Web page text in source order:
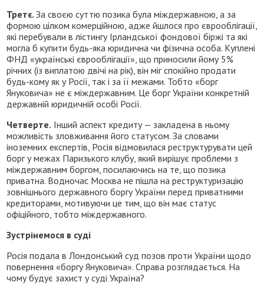
Третє.За своєю суттю позика була міждержавною, а за
формою цілком комерційною, адже йшлося про єврооблігації,
які перебували в лістингу Ірландської фондової біржі та які
могла б купити будь-яка юридична чи фізична особа. Куплені
ФНД «українські єврооблігації», що приносили йому 5%
річних (із виплатою двічі на рік), він міг спокійно продати
будь-кому як у Росії, так і за її межами. Тобто «борг
Януковича» не є міждержавним. Це борг України конкретній
державній юридичній особі Росії.
Четверте. Інший аспект кредиту — закладена в ньому
можливість зловживання його статусом. За словами
іноземних експертів, Росія відмовилася реструктурувати цей
борг у межах Паризького клубу, який вирішує проблеми з
міждержавним боргом, посилаючись на те, що позика
приватна. Водночас Москва не пішла на реструктуризацію
зовнішнього державного боргу України перед приватними
кредиторами, мотивуючи це тим, що він має статус
офіційного, тобто міждержавного.
Зустрінемося в суді
Росія подала в Лондонський суд позов проти України щодо
повернення «боргу Януковича». Справа розглядається. На
чому будує захист у суді Україна?